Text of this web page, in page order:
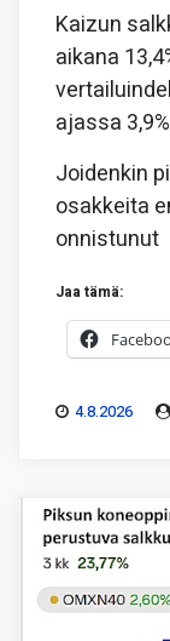
Kaizun
aikana
ajassa
Joidenkin
osakkeita
onnistunut
Jaa tämä:
4.8.2026